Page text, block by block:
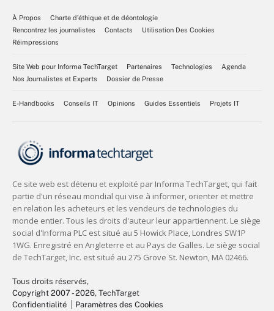
À Propos
Charte d’éthique et de déontologie
Rencontrez les journalistes
Contacts
Utilisation Des Cookies
Réimpressions
Site Web pour Informa TechTarget Partenaires Technologies
Agenda
Nos Journalistes et Experts
Dossier de Presse
E-Handbooks Conseils IT Opinions Guides Essentiels Projets IT
Tous droits réservés,
Copyright 2007 - 2026, TechTarget
Confidentialité
Paramètres des Cookies